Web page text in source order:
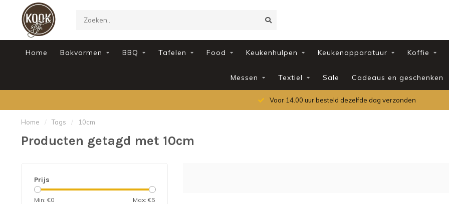
Home Bakvormen BBQ Tafelen Food Keukenhulpen Keukenapparatuur Koffie
Messen Textiel Sale Cadeaus en geschenken
Voor 14.00 uur besteld dezelfde dag verzonden
Home / Tags / 10cm
Producten getagd met 10cm
Prijs
Min: €0 Max: €5